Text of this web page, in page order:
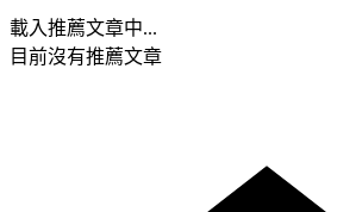
載入推薦文章中...
目前沒有推薦文章